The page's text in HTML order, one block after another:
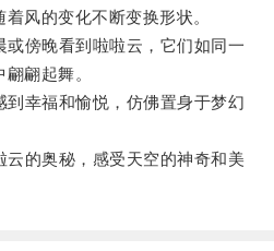
风的变化不断变换形状。
傍晚看到啦啦云，它们如同一
翩起舞。
幸福和愉悦，仿佛置身于梦幻
的奥秘，感受天空的神奇和美